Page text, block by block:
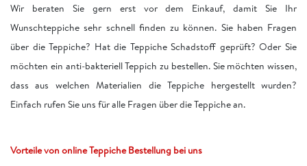
Wir beraten Sie gern erst vor dem Einkauf, damit Sie Ihr
Wunschteppiche sehr schnell finden zu können. Sie haben Fragen
über die Teppiche? Hat die Teppiche Schadstoff geprüft? Oder Sie
möchten ein anti-bakteriell Teppich zu bestellen. Sie möchten wissen,
dass aus welchen Materialien die Teppiche hergestellt wurden?
Einfach rufen Sie uns für alle Fragen über die Teppiche an.
Vorteile von online Teppiche Bestellung bei uns